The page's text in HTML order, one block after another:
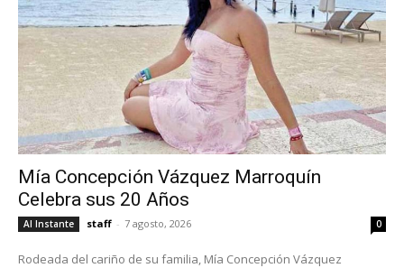
Mía Concepción Vázquez Marroquín
Celebra sus 20 Años
Al Instante staff - 7 agosto, 2026 0
Rodeada del cariño de su familia, Mía Concepción Vázquez